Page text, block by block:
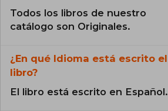
Todos los libros de nuestro
catálogo son Originales.
¿En qué Idioma está escrito el
libro?
El libro está escrito en Español.